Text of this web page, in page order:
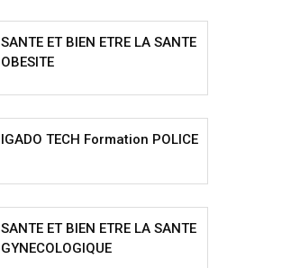
SANTE ET BIEN ETRE LA SANTE
OBESITE
IGADO TECH Formation POLICE
SANTE ET BIEN ETRE LA SANTE
GYNECOLOGIQUE